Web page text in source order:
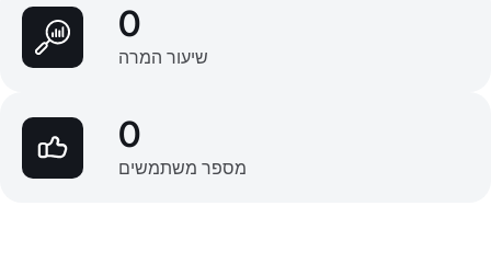
0
שיעור המרה
0
מספר משתמשים